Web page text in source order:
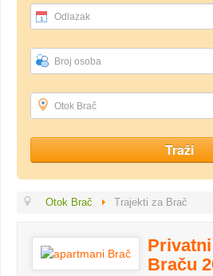
Odlazak
Broj osoba
Otok Brač
Otok Brač Trajekti za Brač
Braču